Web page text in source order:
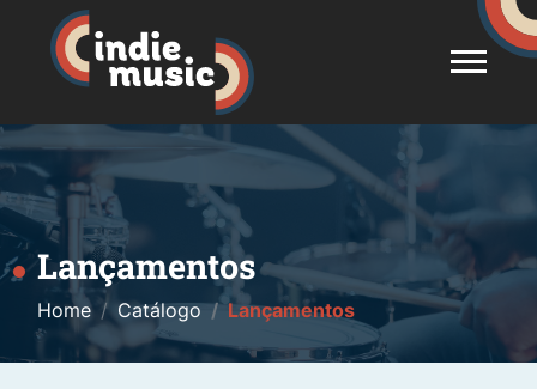
Lançamentos
Home Catálogo Lançamentos